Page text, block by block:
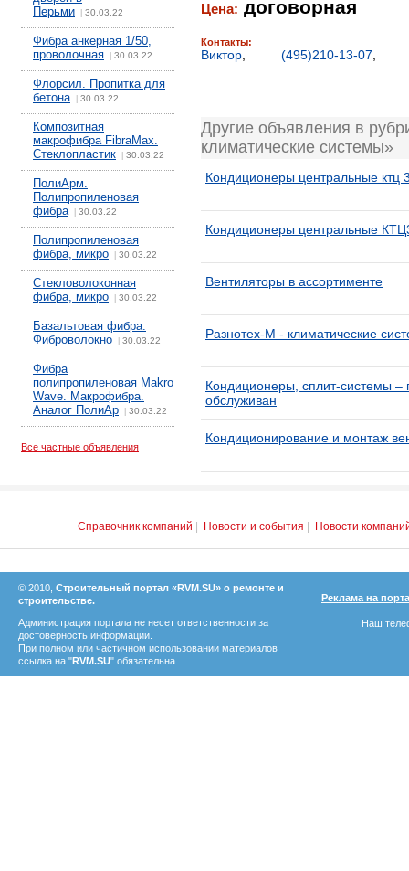
Перьми
30.03.22
Фибра анкерная 1/50,
проволочная
30.03.22
Флорсил. Пропитка для
бетона| 30.03.22
Композитная
макрофибра FibraMax.
Стеклопластик
30.03.22
ПолиАрм.
Полипропиленовая
фибра| 30.03.22
Полипропиленовая
фибра, микро
30.03.22
Стекловолоконная
фибра, микро
30.03.22
Базальтовая фибра.
Фиброволокно
30.03.22
Фибра
полипропиленовая Makro
Wave. Макрофибра.
Аналог ПолиАр
30.03.22
Все частные объявления
Цена: договорная
Контакты:
Виктор (495)210-13-07
Другие объявления в
климатические системы»
Кондиционеры центральные ктц
Кондиционеры центральные
Вентиляторы в ассортименте
Разнотех-М - климатические
Кондиционеры, сплит-системы –
обслуживан
Кондиционирование и монтаж
Справочник компаний Новости и события Новости
© 2010, Строительный портал «RVM.SU» о ремонте и
строительстве.
Администрация портала не несет ответственности за
достоверность информации.
При полном или частичном использовании материалов
ссылка на "RVM.SU" обязательна.
Реклама на
Наш